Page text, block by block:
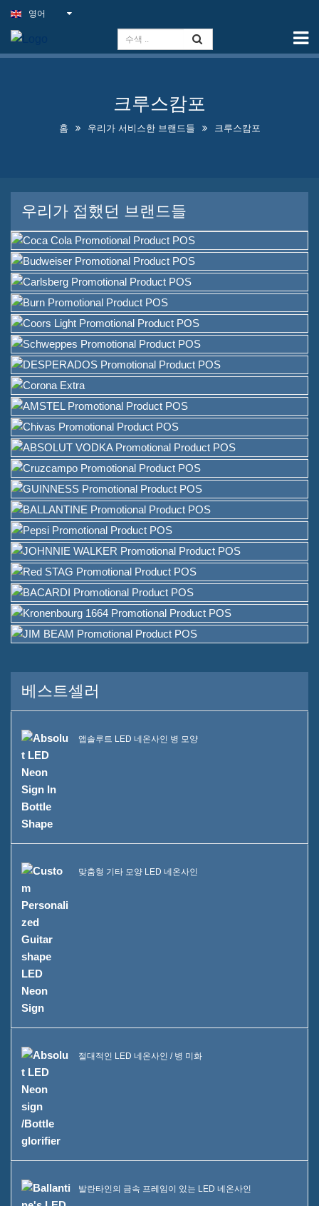
능력
야외 펍 간판
최적의 가짜 네온사인 솔루션
눈길을 끄는 주류 병 진열 디자
인
A-프레임 칠판 판매 중입니다
와인 포장 솔루션 제공업체
테이블용 맞춤 바 메뉴 홀더 스
탠드
아이스 버킷
바 액세서리
바 탑 병따개
소개
우리가 누구인가
운용
우리가 접했던 브랜드들
지속 가능성
우리 팀
카탈로그
사건
버킷
레이
케이스 C 롤링 아이스 쿨러
케이스 A 주류 병 진열대
자주 묻는 질문
뉴스
문의해 주세요
영어
크루스캄포
홈 우리가 서비스한 브랜드들 크루스캄포
우리가 접했던 브랜드들
베스트셀러
앱솔루트 LED 네온사인 병 모양
맞춤형 기타 모양 LED 네온사인
절대적인 LED 네온사인 / 병 미화
발란타인의 금속 프레임이 있는 LED 네온사인